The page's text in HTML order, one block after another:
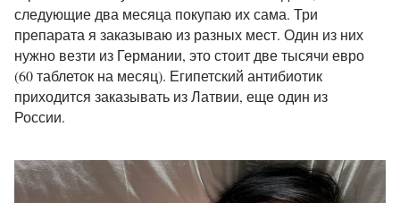
следующие два месяца покупаю их сама. Три
препарата я заказываю из разных мест. Один из них
нужно везти из Германии, это стоит две тысячи евро
(60 таблеток на месяц). Египетский антибиотик
приходится заказывать из Латвии, еще один из
России.